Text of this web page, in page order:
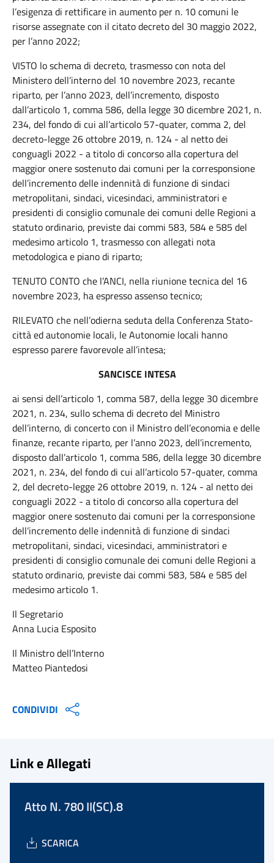
l’esigenza di rettificare in aumento per n. 10 comuni le
risorse assegnate con il citato decreto del 30 maggio 2022,
per l’anno 2022;
VISTO lo schema di decreto, trasmesso con nota del
Ministero dell’interno del 10 novembre 2023, recante
riparto, per l’anno 2023, dell’incremento, disposto
dall’articolo 1, comma 586, della legge 30 dicembre 2021, n.
234, del fondo di cui all’articolo 57-quater, comma 2, del
decreto-legge 26 ottobre 2019, n. 124 - al netto dei
conguagli 2022 - a titolo di concorso alla copertura del
maggior onere sostenuto dai comuni per la corresponsione
dell’incremento delle indennità di funzione di sindaci
metropolitani, sindaci, vicesindaci, amministratori e
presidenti di consiglio comunale dei comuni delle Regioni a
statuto ordinario, previste dai commi 583, 584 e 585 del
medesimo articolo 1, trasmesso con allegati nota
metodologica e piano di riparto;
TENUTO CONTO che l’ANCI, nella riunione tecnica del 16
novembre 2023, ha espresso assenso tecnico;
RILEVATO che nell’odierna seduta della Conferenza Stato-
città ed autonomie locali, le Autonomie locali hanno
espresso parere favorevole all’intesa;
SANCISCE INTESA
ai sensi dell’articolo 1, comma 587, della legge 30 dicembre
2021, n. 234, sullo schema di decreto del Ministro
dell’interno, di concerto con il Ministro dell’economia e delle
finanze, recante riparto, per l’anno 2023, dell’incremento,
disposto dall’articolo 1, comma 586, della legge 30 dicembre
2021, n. 234, del fondo di cui all’articolo 57-quater, comma
2, del decreto-legge 26 ottobre 2019, n. 124 - al netto dei
conguagli 2022 - a titolo di concorso alla copertura del
maggior onere sostenuto dai comuni per la corresponsione
dell’incremento delle indennità di funzione di sindaci
metropolitani, sindaci, vicesindaci, amministratori e
presidenti di consiglio comunale dei comuni delle Regioni a
statuto ordinario, previste dai commi 583, 584 e 585 del
medesimo articolo 1.
Il Segretario
Anna Lucia Esposito
Il Ministro dell’Interno
Matteo Piantedosi
CONDIVIDI
Link e Allegati
Atto N. 780 II(SC).8
SCARICA